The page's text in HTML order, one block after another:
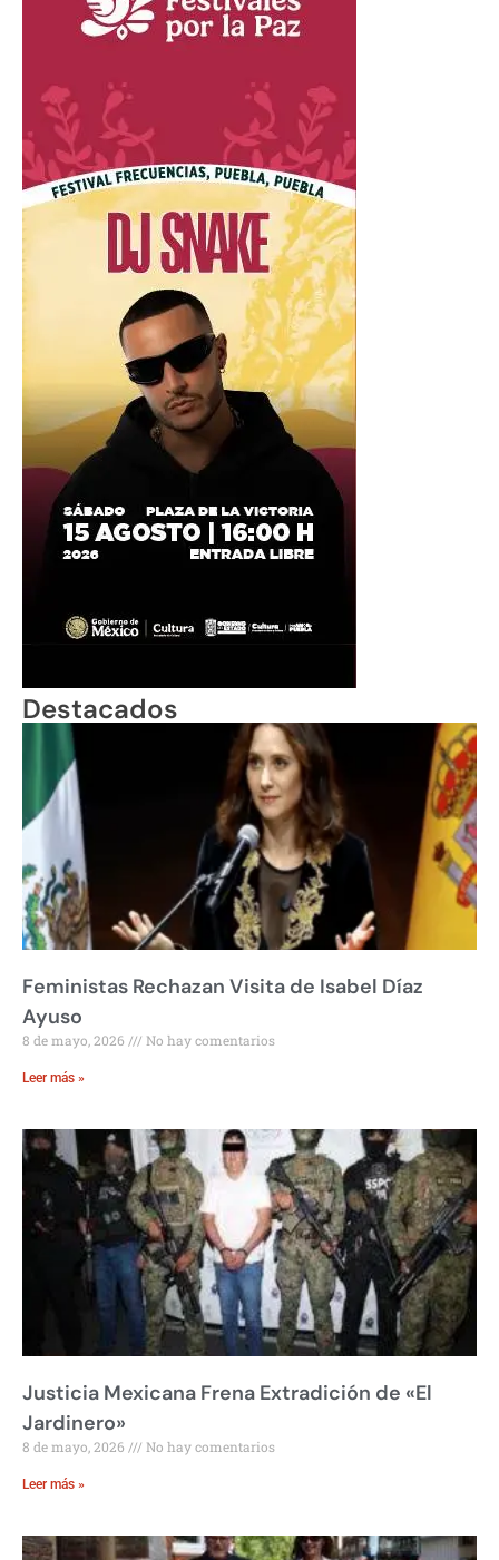
Destacados
Feministas Rechazan Visita de Isabel Díaz
Ayuso
8 de mayo, 2026 No hay comentarios
Leer más »
Justicia Mexicana Frena Extradición de «El
Jardinero»
8 de mayo, 2026 No hay comentarios
Leer más »